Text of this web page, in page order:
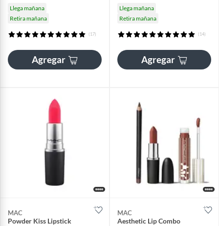
Llega mañana
Retira mañana
(17)
Agregar
Llega mañana
Retira mañana
(14)
Agregar
MAC
Powder Kiss Lipstick
MAC
Aesthetic Lip Combo